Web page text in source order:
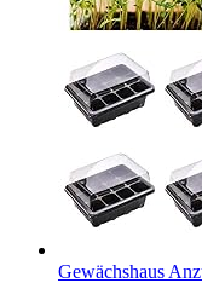
Gewächshaus